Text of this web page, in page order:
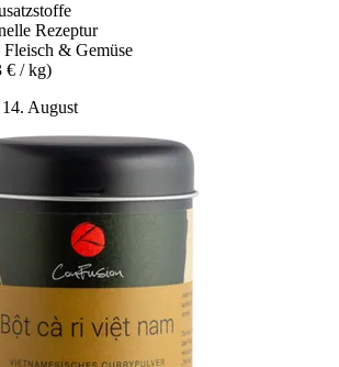
Rezeptur
Fleisch & Gemüse
€ / kg)
August